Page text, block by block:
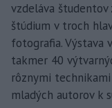
vzdeláva študentov
štúdium v troch
fotografia. Výstava
takmer 40
rôznymi
mladých autorov k